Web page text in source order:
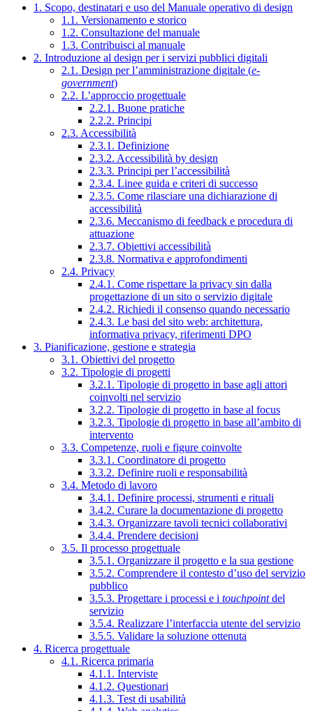
1. Scopo, destinatari e uso del Manuale operativo di design
1.1. Versionamento e storico
1.2. Consultazione del manuale
1.3. Contribuisci al manuale
2. Introduzione al design per i servizi pubblici digitali
2.1. Design per l’amministrazione digitale (e-
government)
2.2. L’approccio progettuale
2.2.1. Buone pratiche
2.2.2. Principi
2.3. Accessibilità
2.3.1. Definizione
2.3.2. Accessibilità by design
2.3.3. Principi per l’accessibilità
2.3.4. Linee guida e criteri di successo
2.3.5. Come rilasciare una dichiarazione di
accessibilità
2.3.6. Meccanismo di feedback e procedura di
attuazione
2.3.7. Obiettivi accessibilità
2.3.8. Normativa e approfondimenti
2.4. Privacy
2.4.1. Come rispettare la privacy sin dalla
progettazione di un sito o servizio digitale
2.4.2. Richiedi il consenso quando necessario
2.4.3. Le basi del sito web: architettura,
informativa privacy, riferimenti DPO
3. Pianificazione, gestione e strategia
3.1. Obiettivi del progetto
3.2. Tipologie di progetti
3.2.1. Tipologie di progetto in base agli attori
coinvolti nel servizio
3.2.2. Tipologie di progetto in base al focus
3.2.3. Tipologie di progetto in base all’ambito di
intervento
3.3. Competenze, ruoli e figure coinvolte
3.3.1. Coordinatore di progetto
3.3.2. Definire ruoli e responsabilità
3.4. Metodo di lavoro
3.4.1. Definire processi, strumenti e rituali
3.4.2. Curare la documentazione di progetto
3.4.3. Organizzare tavoli tecnici collaborativi
3.4.4. Prendere decisioni
3.5. Il processo progettuale
3.5.1. Organizzare il progetto e la sua gestione
3.5.2. Comprendere il contesto d’uso del servizio
pubblico
3.5.3. Progettare i processi e i touchpointdel
servizio
3.5.4. Realizzare l’interfaccia utente del servizio
3.5.5. Validare la soluzione ottenuta
4. Ricerca progettuale
4.1. Ricerca primaria
4.1.1. Interviste
4.1.2. Questionari
4.1.3. Test di usabilità